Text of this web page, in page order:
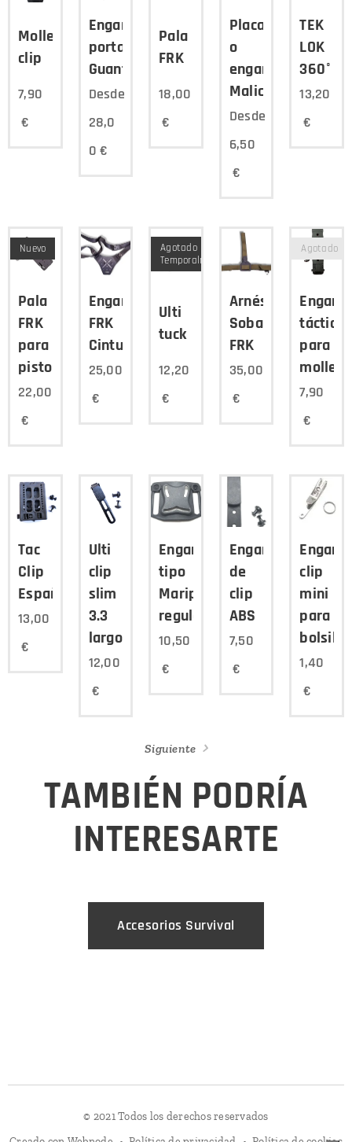
Molle
clip
7,90
€
Enganche
porta
Guantes
Desde
28,0
0 €
Pala
FRK
18,00
€
Placa
o
enganche
Malice
Desde
6,50
€
TEK
LOK
360°
13,20
€
Pala
FRK
para
pistola
Nuevo
22,00
€
Enganche
FRK
Cinturón
25,00
€
Ulti
tuck
Agotado
Temporalmente
12,20
€
Arnés,
Sobaquera
FRK
35,00
€
táctico
para
molle
Agotado
7,90
€
Tac
Clip
Español
13,00
€
Ulti
clip
slim
3.3
largo
12,00
€
Enganche
tipo
Mariposa
regulable
10,50
€
Enganche
de
clip
ABS
7,50
€
clip
mini
para
bolsillo
1,40
€
Siguiente
TAMBIÉN PODRÍA
INTERESARTE
Accesorios Survival
© 2021 Todos los derechos reservados